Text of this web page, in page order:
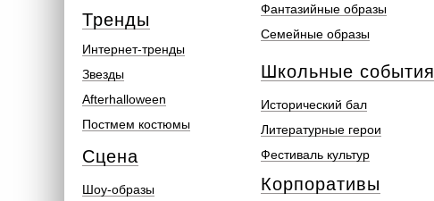
Тренды
Интернет-тренды
Звезды
Afterhalloween
Постмем костюмы
Сцена
Шоу-образы
Фантазийные образы
Семейные образы
Школьные события
Исторический бал
Литературные герои
Фестиваль культур
Корпоративы